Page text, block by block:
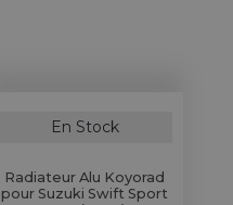
En Stock
Radiateur Alu Koyorad
pour Suzuki Swift Sport